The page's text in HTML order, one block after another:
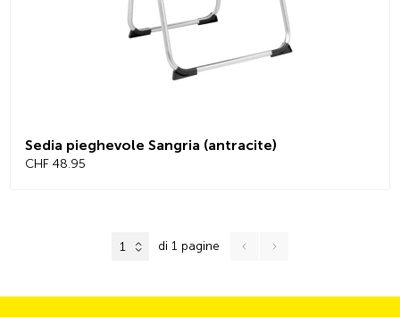
Sedia pieghevole Sangria (antracite)
CHF 48.95
1 di 1 pagine